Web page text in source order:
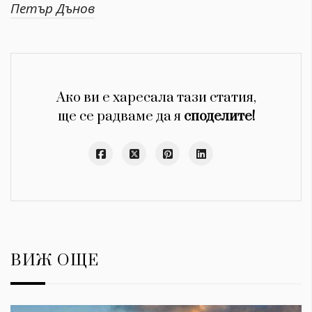
Петър Дънов
Ако ви е харесала тази статия,
ще се радваме да я споделите!
ВИЖ ОЩЕ